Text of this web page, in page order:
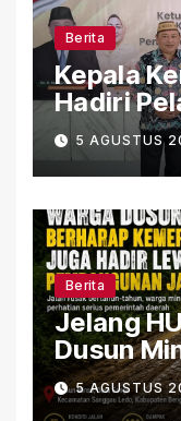
Berita
Kepala
Hadiri
Perkuat
5 AGUSTUS
Berita
Jelang
Dusun
Lewat
5 AGUSTUS